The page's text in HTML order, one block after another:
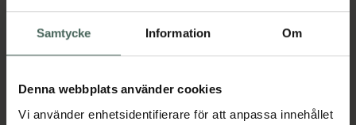
Samtycke Information Om
Denna webbplats använder cookies
Vi använder enhetsidentifierare för att anpassa innehållet
Köp båda
Beskrivning